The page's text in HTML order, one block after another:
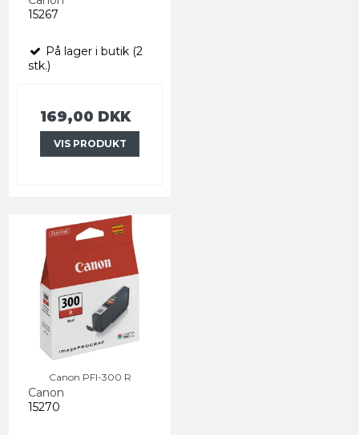
15267
På lager i butik (2
stk.)
169,00 DKK
VIS PRODUKT
Canon PFI-300 R
Canon
15270